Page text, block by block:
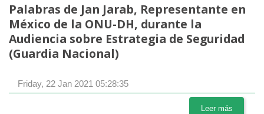
Palabras de Jan Jarab, Representante en
México de la ONU-DH, durante la
Audiencia sobre Estrategia de Seguridad
(Guardia Nacional)
Friday, 22 Jan 2021 05:28:35
Leer más